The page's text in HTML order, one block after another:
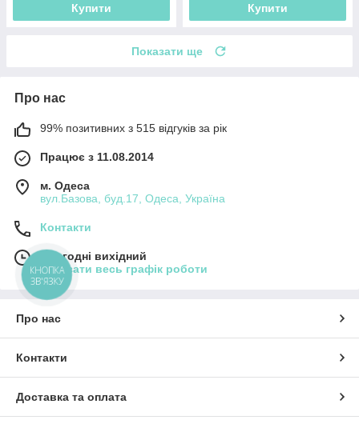
Купити Купити
Показати ще
Про нас
99% позитивних з 515 відгуків за рік
Працює з 11.08.2014
м. Одеса
вул.Базова, буд.17, Одеса, Україна
Контакти
Сьогодні вихідний
Показати весь графік роботи
Про нас
Контакти
Доставка та оплата
КНОПКА
ЗВ'ЯЗКУ